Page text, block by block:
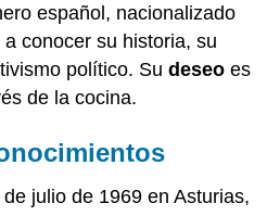
español, nacionalizado
conocer su historia, su
político. Sudeseo es
de la cocina.
julio de 1969 en Asturias,